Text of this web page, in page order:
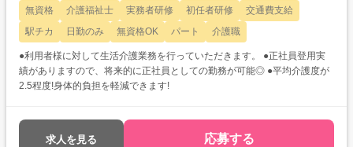
無資格 介護福祉士 実務者研修 初任者研修
交通費支給
駅チカ
日勤のみ 無資格OK パート 介護職
●利用者様に対して生活介護業務を行っていただきます。 ●正社員登用実
績がありますので、将来的に正社員としての勤務が可能◎ ●平均介護度が
2.5程度!身体的負担を軽減できます!
求人を見る 応募する